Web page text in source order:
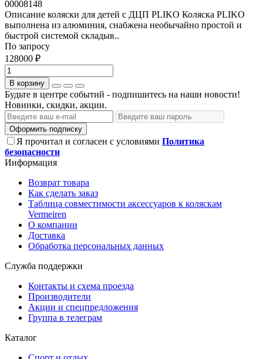
00008148
Описание коляски для детей с ДЦП PLIKO Коляска PLIKO
выполнена из алюминия, снабжена необычайно простой и
быстрой системой складыв..
По запросу
128000 ₽
В корзину
Будьте в центре событий - подпишитесь на наши новости!
Новинки, скидки, акции.
Оформить подписку
Я прочитал и согласен с условиями Политика
безопасности
Информация
Возврат товара
Как сделать заказ
Таблица совместимости аксессуаров к коляскам
Vermeiren
О компании
Доставка
Обработка персональных данных
Служба поддержки
Контакты и схема проезда
Производители
Акции и спецпредложения
Группа в телеграм
Каталог